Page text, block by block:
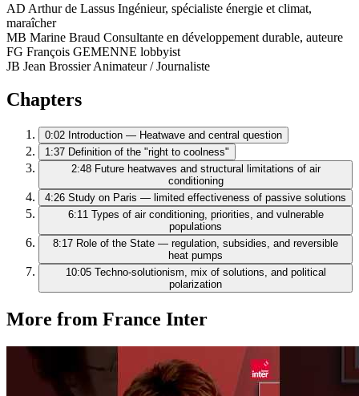
AD Arthur de Lassus Ingénieur, spécialiste énergie et climat,
maraîcher
MB Marine Braud Consultante en développement durable, auteure
FG François GEMENNE lobbyist
JB Jean Brossier Animateur / Journaliste
Chapters
0:02 Introduction — Heatwave and central question
1:37 Definition of the "right to coolness"
2:48 Future heatwaves and structural limitations of air
conditioning
4:26 Study on Paris — limited effectiveness of passive solutions
6:11 Types of air conditioning, priorities, and vulnerable
populations
8:17 Role of the State — regulation, subsidies, and reversible
heat pumps
10:05 Techno-solutionism, mix of solutions, and political
polarization
More from France Inter